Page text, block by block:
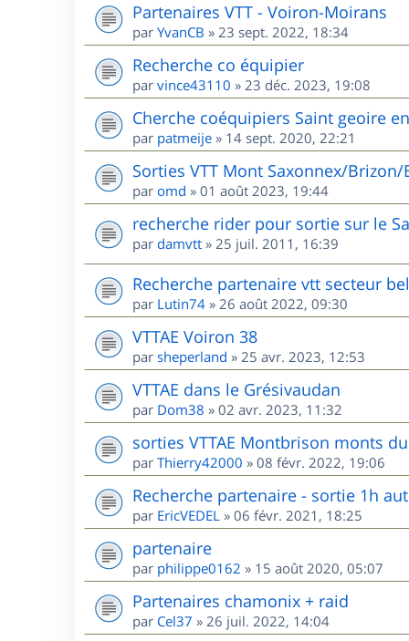
Partenaires VTT - Voiron-Moirans
par YvanCB » 23 sept. 2022, 18:34
Recherche co équipier
par vince43110 » 23 déc. 2023, 19:08
Cherche coéquipiers Saint geoire
par patmeije » 14 sept. 2020, 22:21
Sorties VTT Mont Saxonnex/
par omd » 01 août 2023, 19:44
recherche rider pour sortie sur le
par damvtt » 25 juil. 2011, 16:39
Recherche partenaire vtt secteur
par Lutin74 » 26 août 2022, 09:30
VTTAE Voiron 38
par sheperland » 25 avr. 2023, 12:53
VTTAE dans le Grésivaudan
par Dom38 » 02 avr. 2023, 11:32
sorties VTTAE Montbrison monts du
par Thierry42000 » 08 févr. 2022, 19:06
Recherche partenaire - sortie 1h
par EricVEDEL » 06 févr. 2021, 18:25
partenaire
par philippe0162 » 15 août 2020, 05:07
Partenaires chamonix + raid
par Cel37 » 26 juil. 2022, 14:04